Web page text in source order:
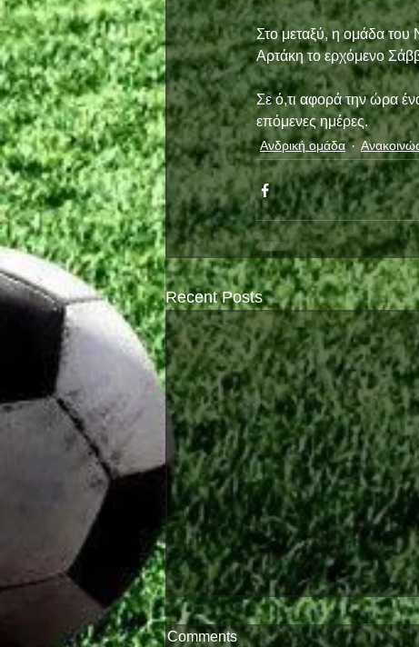
Στο μεταξύ, η ομάδα του
Αρτάκη το ερχόμενο
Σε ό,τι αφορά την ώρα
επόμενες ημέρες.
Ανδρική ομάδα
Recent Posts
Comments